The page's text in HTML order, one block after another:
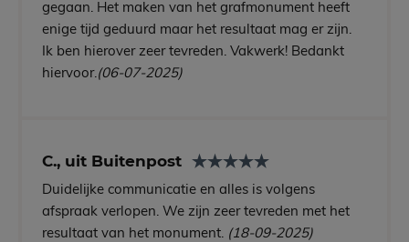
gegaan. Het maken van het grafmonument heeft
enige tijd geduurd maar het resultaat mag er zijn.
Ik ben hierover zeer tevreden. Vakwerk! Bedankt
hiervoor.(06-07-2025)
C., uit Buitenpost
Duidelijke communicatie en alles is volgens
afspraak verlopen. We zijn zeer tevreden met het
resultaat van het monument. (18-09-2025)